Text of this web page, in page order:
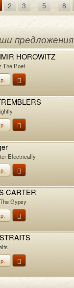
2 3 ... 5 ... 8
предложения
HOROWITZ
The Poet
Electrically
CARTER
Gypsy